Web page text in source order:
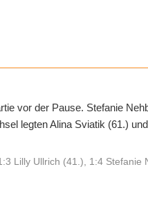
vor der Pause. Stefanie
legten Alina Sviatik (61.)
Lilly Ullrich (41.), 1:4 Stefanie